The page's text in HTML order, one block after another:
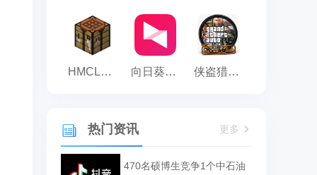
HMCL启动器 向日葵远程控制 侠盗猎车手:罪恶都市之侠盗无双
热门资讯 更多
470名硕博生竞争1个中石油